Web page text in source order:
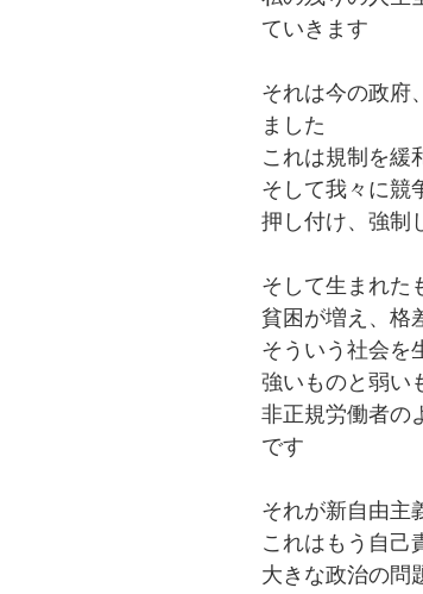
ていきます
それは今の政府
ました
これは規制を緩
そして我々に競
押し付け、強制
そして生まれた
貧困が増え、格
そういう社会を
強いものと弱い
非正規労働者の
です
それが新自由主
これはもう自己
大きな政治の問